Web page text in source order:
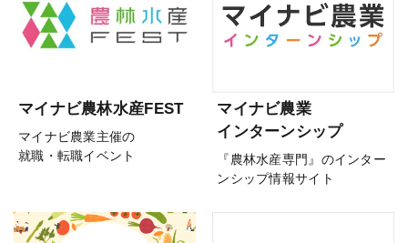
マイナビ農林水産FEST
マイナビ農業主催の
就職・転職イベント
マイナビ農業
インターンシップ
『農林水産専門』のインター
ンシップ情報サイト